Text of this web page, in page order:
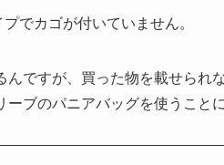
でカゴが付いていません。
ですが、買った物を載せられ
ブのパニアバッグを使うことに